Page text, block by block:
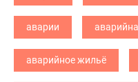
аварии
аварийное жильё